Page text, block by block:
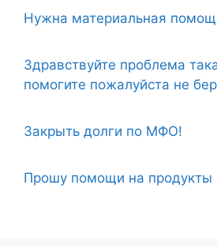
Нужна материальная
Здравствуйте проблема
помогите пожалуйста не
Закрыть долги по МФО!
Прошу помощи на продукты